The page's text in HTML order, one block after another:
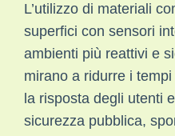
L’utilizzo di materiali
superfici con sensori
ambienti più reattivi e
mirano a ridurre i
la risposta degli utenti
sicurezza pubblica,